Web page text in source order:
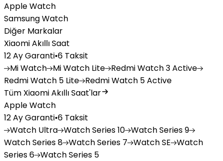
Apple Watch
Samsung Watch
Diğer Markalar
Xiaomi Akıllı Saat
12 Ay Garanti•6 Taksit
MiWatch MiWatch Lite RedmiWatch 3 Active
RedmiWatch 5 Lite RedmiWatch 5 Active
Tüm Xiaomi Akıllı Saat'lar
Apple Watch
12 Ay Garanti•6 Taksit
Watch Ultra WatchSeries 10 WatchSeries 9
WatchSeries 8 WatchSeries 7 WatchSE Watch
Series 6 WatchSeries 5